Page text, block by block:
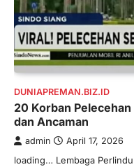
DUNIAPREMAN.BIZ.ID
20 Korban
dan Ancaman
admin April 17, 2026
loading… Lembaga